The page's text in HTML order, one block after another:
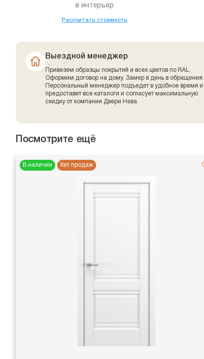
в интерьер
Рассчитать стоимость
Выездной менеджер
Привезем образцы покрытий и всех цветов по RAL.
Оформим договор на дому. Замер в день в обращения.
Персональный менеджер подъедет в удобное время и
предоставит все каталоги и согласует максимальную
скидку от компании Двери Нева
Посмотрите ещё
В наличии Хит продаж